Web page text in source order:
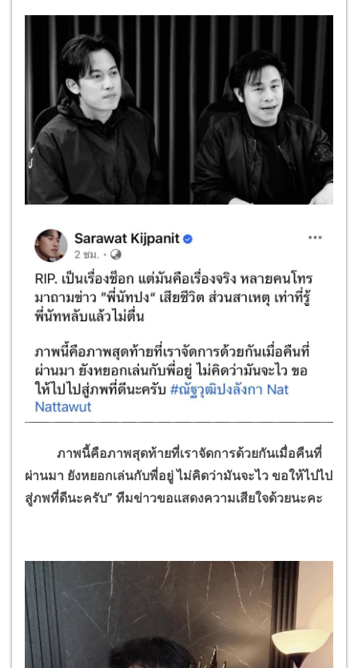
ภาพนี้คือภาพสุดท้ายที่เราจัดการด้วยกันเมื่อคืนที่
ผ่านมา ยังหยอกเล่นกับพี่อยู่ ไม่คิดว่ามันจะไว ขอให้ไปไป
สู่ภพที่ดีนะครับ” ทีมข่าวขอแสดงความเสียใจด้วยนะคะ